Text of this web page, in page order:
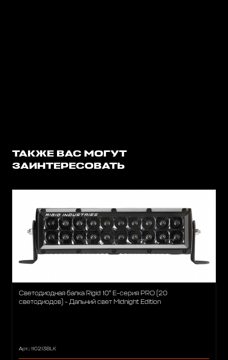
ТАКЖЕ ВАС МОГУТ
ЗАИНТЕРЕСОВАТЬ
Светодиодная балка Rigid 10" Е-серия PRO (20
светодиодов) - Дальний свет Midnight Edition
Арт.: 110213BLK